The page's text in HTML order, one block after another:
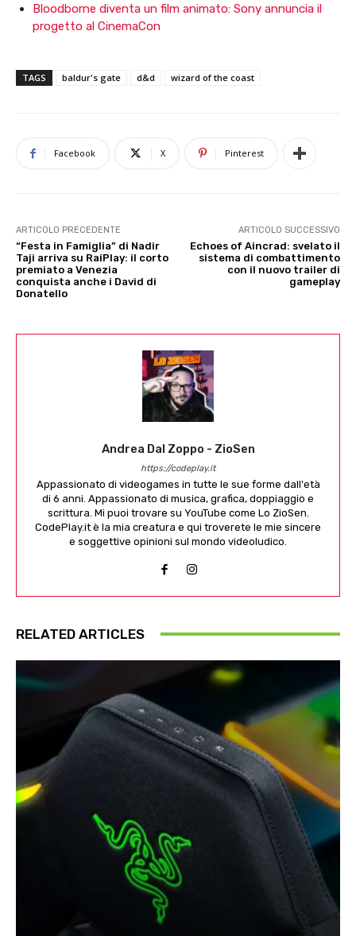
Bloodborne diventa un film animato: Sony annuncia il
progetto al CinemaCon
TAGS baldur's gate d&d wizard of the coast
Facebook X Pinterest
ARTICOLO PRECEDENTE
“Festa in Famiglia” di Nadir
Taji arriva su RaiPlay: il corto
premiato a Venezia
conquista anche i David di
Donatello
ARTICOLO SUCCESSIVO
Echoes of Aincrad: svelato il
sistema di combattimento
con il nuovo trailer di
gameplay
Andrea Dal Zoppo - ZioSen
https://codeplay.it
Appassionato di videogames in tutte le sue forme dall'età
di 6 anni. Appassionato di musica, grafica, doppiaggio e
scrittura. Mi puoi trovare su YouTube come Lo ZioSen.
CodePlay.it è la mia creatura e qui troverete le mie sincere
e soggettive opinioni sul mondo videoludico.
RELATED ARTICLES